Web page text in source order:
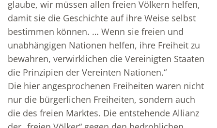
glaube, wir müssen allen freien Völkern helfen,
damit sie die Geschichte auf ihre Weise selbst
bestimmen können. … Wenn sie freien und
unabhängigen Nationen helfen, ihre Freiheit zu
bewahren, verwirklichen die Vereinigten Staaten
die Prinzipien der Vereinten Nationen.“
Die hier angesprochenen Freiheiten waren nicht
nur die bürgerlichen Freiheiten, sondern auch
die des freien Marktes. Die entstehende Allianz